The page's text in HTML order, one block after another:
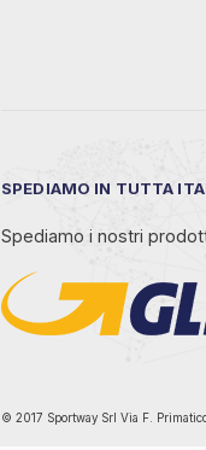
SPEDIAMO IN TUTTA
Spediamo i nostri
© 2017 Sportway Srl Via F.